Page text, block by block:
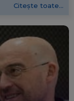
Citește toate...